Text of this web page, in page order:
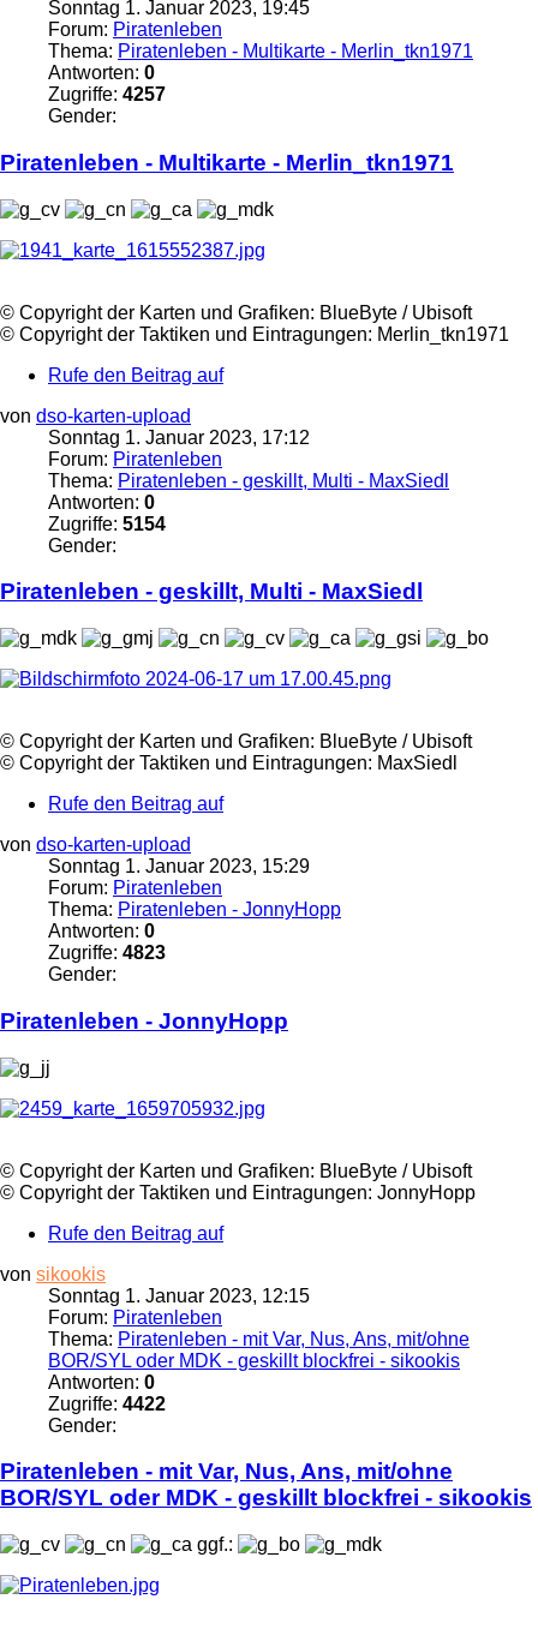
Sonntag 1. Januar 2023, 19:45
Forum: Piratenleben
Thema: Piratenleben - Multikarte - Merlin_tkn1971
Antworten: 0
Zugriffe: 4257
Gender:
Piratenleben - Multikarte - Merlin_tkn1971
©️ Copyright der Karten und Grafiken: BlueByte / Ubisoft
©️ Copyright der Taktiken und Eintragungen: Merlin_tkn1971
Rufe den Beitrag auf
von dso-karten-upload
Sonntag 1. Januar 2023, 17:12
Forum: Piratenleben
Thema: Piratenleben - geskillt, Multi - MaxSiedl
Antworten: 0
Zugriffe: 5154
Gender:
Piratenleben - geskillt, Multi - MaxSiedl
©️ Copyright der Karten und Grafiken: BlueByte / Ubisoft
©️ Copyright der Taktiken und Eintragungen: MaxSiedl
Rufe den Beitrag auf
von dso-karten-upload
Sonntag 1. Januar 2023, 15:29
Forum: Piratenleben
Thema: Piratenleben - JonnyHopp
Antworten: 0
Zugriffe: 4823
Gender:
Piratenleben - JonnyHopp
©️ Copyright der Karten und Grafiken: BlueByte / Ubisoft
©️ Copyright der Taktiken und Eintragungen: JonnyHopp
Rufe den Beitrag auf
von sikookis
Sonntag 1. Januar 2023, 12:15
Forum: Piratenleben
Thema: Piratenleben - mit Var, Nus, Ans, mit/ohne
BOR/SYL oder MDK - geskillt blockfrei - sikookis
Antworten: 0
Zugriffe: 4422
Gender:
Piratenleben - mit Var, Nus, Ans, mit/ohne
BOR/SYL oder MDK - geskillt blockfrei - sikookis
ggf.: